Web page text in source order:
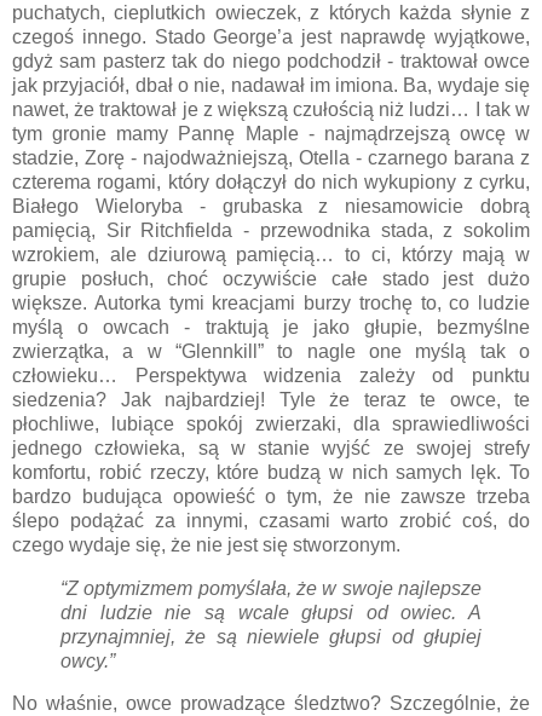
puchatych, cieplutkich owieczek, z których każda słynie z
czegoś innego. Stado George’a jest naprawdę wyjątkowe,
gdyż sam pasterz tak do niego podchodził - traktował owce
jak przyjaciół, dbał o nie, nadawał im imiona. Ba, wydaje się
nawet, że traktował je z większą czułością niż ludzi… I tak w
tym gronie mamy Pannę Maple - najmądrzejszą owcę w
stadzie, Zorę - najodważniejszą, Otella - czarnego barana z
czterema rogami, który dołączył do nich wykupiony z cyrku,
Białego Wieloryba - grubaska z niesamowicie dobrą
pamięcią, Sir Ritchfielda - przewodnika stada, z sokolim
wzrokiem, ale dziurową pamięcią… to ci, którzy mają w
grupie posłuch, choć oczywiście całe stado jest dużo
większe. Autorka tymi kreacjami burzy trochę to, co ludzie
myślą o owcach - traktują je jako głupie, bezmyślne
zwierzątka, a w “Glennkill” to nagle one myślą tak o
człowieku… Perspektywa widzenia zależy od punktu
siedzenia? Jak najbardziej! Tyle że teraz te owce, te
płochliwe, lubiące spokój zwierzaki, dla sprawiedliwości
jednego człowieka, są w stanie wyjść ze swojej strefy
komfortu, robić rzeczy, które budzą w nich samych lęk. To
bardzo budująca opowieść o tym, że nie zawsze trzeba
ślepo podążać za innymi, czasami warto zrobić coś, do
czego wydaje się, że nie jest się stworzonym.
“Z optymizmem pomyślała, że w swoje najlepsze
dni ludzie nie są wcale głupsi od owiec. A
przynajmniej, że są niewiele głupsi od głupiej
owcy.”
No właśnie, owce prowadzące śledztwo? Szczególnie, że